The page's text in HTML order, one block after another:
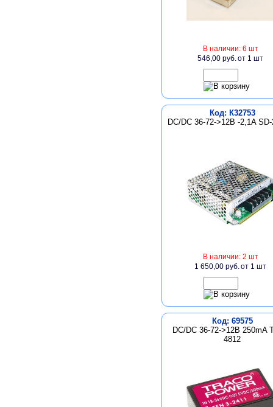
В наличии: 6 шт
546,00 руб.от 1 шт
Код: К32753
DC/DC 36-72->12В -2,1A
В наличии: 2 шт
1 650,00 руб.от 1 шт
Код: 69575
DC/DC 36-72->12В 250mA
4812